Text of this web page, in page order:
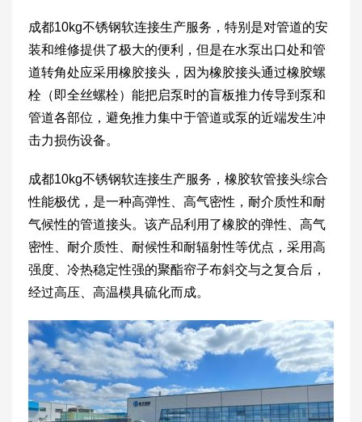
成都10kg不锈钢软连接生产服务，特别是对管道的安
装和维修提供了极大的便利，但是在水泵出口处和管
道转角处应采用橡胶接头，因为橡胶接头通过橡胶螺
栓（即全丝螺栓）能把启泵时的盲板推力传导到泵和
管道各部位，避免推力集中于管道或泵的近端发生冲
击力损伤设备。
成都10kg不锈钢软连接生产服务，橡胶软管接头综合
性能极优，是一种高弹性、高气密性，耐介质性和耐
气候性的管道接头。该产品利用了橡胶的弹性、高气
密性、耐介质性、耐候性和耐辐射性等优点，采用高
强度、冷热稳定性强的聚酯帘子布斜交与之复合后，
经过高压、高温模具硫化而成。